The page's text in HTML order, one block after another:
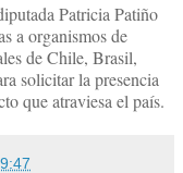
Patricia Patiño
a organismos de
de Chile, Brasil,
solicitar la presencia
que atraviesa el país.